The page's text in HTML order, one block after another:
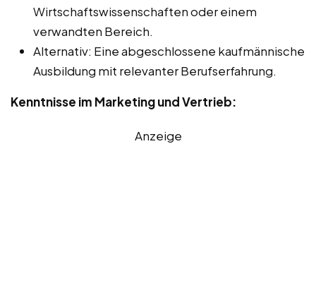
Wirtschaftswissenschaften oder einem
verwandten Bereich.
Alternativ: Eine abgeschlossene kaufmännische
Ausbildung mit relevanter Berufserfahrung.
Kenntnisse im Marketing und Vertrieb:
Anzeige